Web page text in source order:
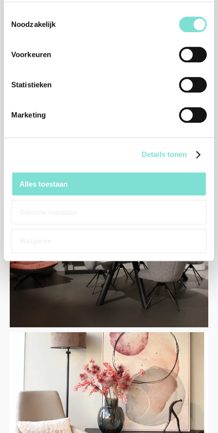
Noodzakelijk
Voorkeuren
Statistieken
Marketing
Details tonen
Alles toestaan